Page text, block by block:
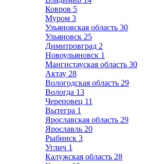
Ковров 5
Муром 3
Ульяновская область 30
Ульяновск 25
Димитровград 2
Новоульяновск 1
Мангистауская область 30
Актау 28
Вологодская область 29
Вологда 13
Череповец 11
Вытегра 1
Ярославская область 29
Ярославль 20
Рыбинск 3
Углич 1
Калужская область 28